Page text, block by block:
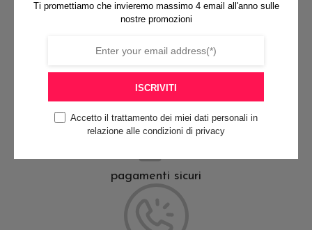
possono
prodotto
possono
scelte
pagina
del
prodotto
almeno 79€
pagamenti sicuri
Ti promettiamo che invieremo massimo 4 email all'anno sulle
nostre promozioni
ISCRIVITI
Accetto il trattamento dei miei dati personali in
relazione alle condizioni di privacy